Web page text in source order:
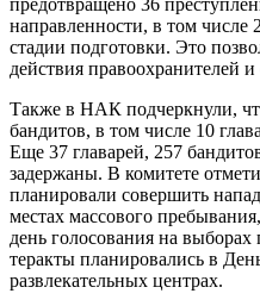
направленности, в том числе
стадии подготовки. Это
действия правоохранителей
Также в НАК подчеркнули,
бандитов, в том числе 10
Еще 37 главарей, 257
задержаны. В комитете
планировали совершить
местах массового
день голосования на
теракты планировались в
развлекательных центрах.